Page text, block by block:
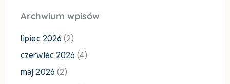
Archwium wpisów
lipiec 2026 (2)
czerwiec 2026 (4)
maj 2026 (2)